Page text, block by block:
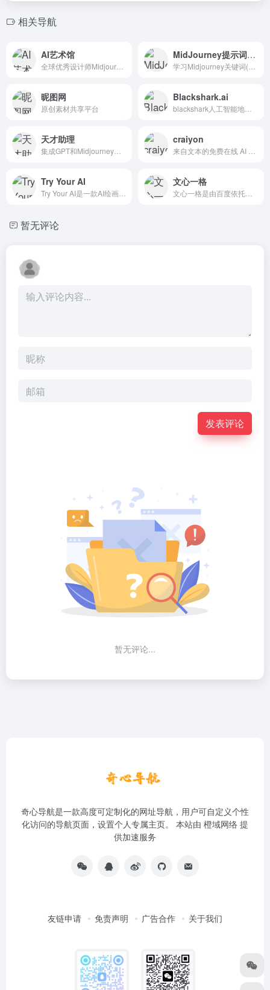
相关导航
AI艺术馆 MidJourney提示词工具
昵图网
原创素材共享平台
Blackshark.ai
天才助理 craiyon
Try Your AI 文心一格
暂无评论
发表评论
暂无评论...
奇心导航是一款高度可定制化的网址导航，用户可自定义个性
化访问的导航页面，设置个人专属主页。 本站由 橙域网络 提
供加速服务
友链申请 免责声明 广告合作 关于我们